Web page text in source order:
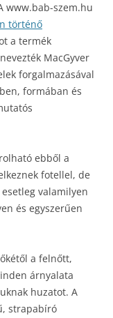
www.bab-szem.hu
történő
a termék
MacGyver
forgalmazásával
formában és
ebből a
fotellel, de
valamilyen
és egyszerűen
a felnőtt,
árnyalata
huzatot. A
strapabíró